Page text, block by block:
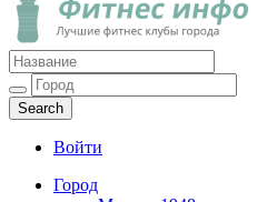
Фитнес инфо
Лучшие фитнес клубы города
Войти
Город